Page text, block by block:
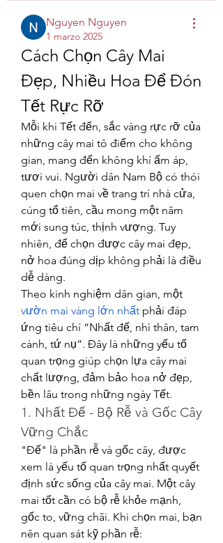
Nguyen Nguyen
1 marzo 2025
Cách Chọn Cây Mai
Đẹp, Nhiều Hoa Để Đón
Tết Rực Rỡ
Mỗi khi Tết đến, sắc vàng rực rỡ của
những cây mai tô điểm cho không
gian, mang đến không khí ấm áp,
tươi vui. Người dân Nam Bộ có thói
quen chọn mai về trang trí nhà cửa,
cúng tổ tiên, cầu mong một năm
mới sung túc, thịnh vượng. Tuy
nhiên, để chọn được cây mai đẹp,
nở hoa đúng dịp không phải là điều
dễ dàng.
vườn mai vàng lớn nhất phải đáp
ứng tiêu chí “Nhất đế, nhì thân, tam
cành, tứ nụ”. Đây là những yếu tố
quan trọng giúp chọn lựa cây mai
chất lượng, đảm bảo hoa nở đẹp,
bền lâu trong những ngày Tết.
1. Nhất Đế - Bộ Rễ và Gốc Cây
Vững Chắc
"Đế" là phần rễ và gốc cây, được
xem là yếu tố quan trọng nhất quyết
định sức sống của cây mai. Một cây
mai tốt cần có bộ rễ khỏe mạnh,
gốc to, vững chãi. Khi chọn mai, bạn
nên quan sát kỹ phần rễ: